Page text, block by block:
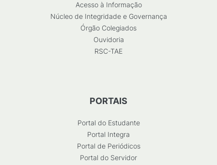
Acesso à Informação
Núcleo de Integridade e Governança
Órgão Colegiados
Ouvidoria
RSC-TAE
PORTAIS
Portal do Estudante
Portal Integra
Portal de Periódicos
Portal do Servidor